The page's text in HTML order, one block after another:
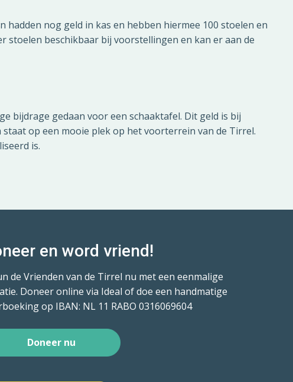
nog geld in kas en hebben hiermee 100 stoelen en
stoelen beschikbaar bij voorstellingen en kan er aan de
bijdrage gedaan voor een schaaktafel. Dit geld is bij
op een mooie plek op het voorterrein van de Tirrel.
is.
en word vriend!
de Vrienden van de Tirrel nu met een eenmalige
Doneer online via Ideal of doe een handmatige
op IBAN: NL 11 RABO 0316069604
Doneer nu